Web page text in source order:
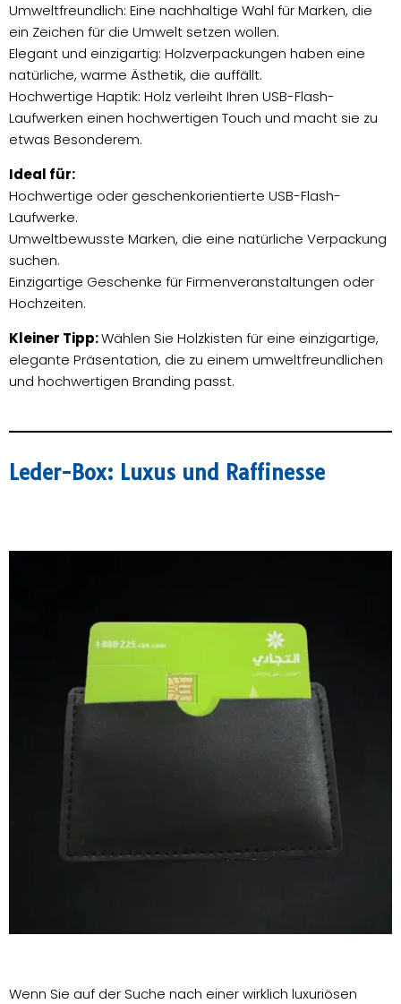
Umweltfreundlich: Eine nachhaltige Wahl für Marken, die
ein Zeichen für die Umwelt setzen wollen.
Elegant und einzigartig: Holzverpackungen haben eine
natürliche, warme Ästhetik, die auffällt.
Hochwertige Haptik: Holz verleiht Ihren USB-Flash-
Laufwerken einen hochwertigen Touch und macht sie zu
etwas Besonderem.
Ideal für:
Hochwertige oder geschenkorientierte USB-Flash-
Laufwerke.
Umweltbewusste Marken, die eine natürliche Verpackung
suchen.
Einzigartige Geschenke für Firmenveranstaltungen oder
Hochzeiten.
Kleiner Tipp:Wählen Sie Holzkisten für eine einzigartige,
elegante Präsentation, die zu einem umweltfreundlichen
und hochwertigen Branding passt.
Leder-Box: Luxus und Raffinesse
Wenn Sie auf der Suche nach einer wirklich luxuriösen